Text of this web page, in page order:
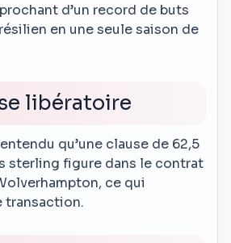
d’un record de buts
en une seule saison de
libératoire
qu’une clause de 62,5
sterling figure dans le contrat
ce qui